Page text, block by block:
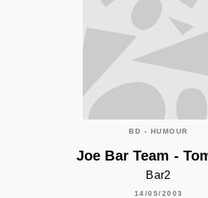
BD - HUMOUR
Joe Bar Team -
Bar2
14/05/2003